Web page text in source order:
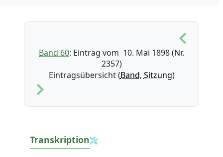
Band 60: Eintrag vom 10. Mai 1898 (Nr.
2357)
Eintragsübersicht (Band, Sitzung)
Transkription